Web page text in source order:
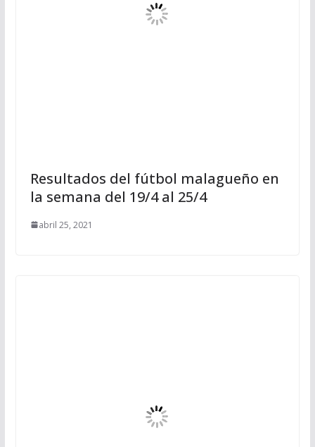
Resultados del fútbol malagueño en
la semana del 19/4 al 25/4
abril 25, 2021